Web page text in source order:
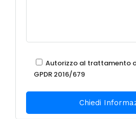
Autorizzo al trattamento
GPDR 2016/679